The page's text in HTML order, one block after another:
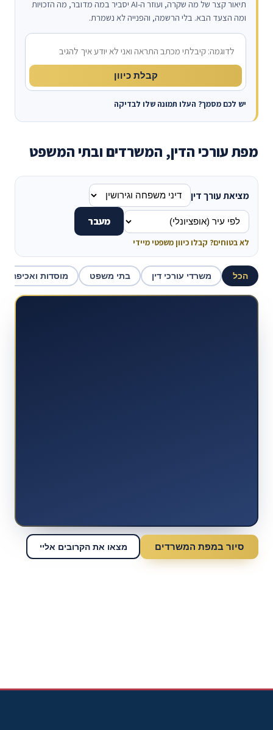
תיאור קצר של מה שקרה, ועוזר ה-AI יסביר במה מדובר, מה הזכויות
ומה הצעד הבא. בלי הרשמה, והפנייה לא נשמרת.
מה קרה?
קבלת כיוון
יש לכם מסמך? העלו תמונה שלו לבדיקה
מפת עורכי הדין, המשרדים ובתי המשפט
מציאת עורך דין
מעבר
לא בטוחים? קבלו כיוון משפטי מיידי
הכל משרדי עורכי דין בתי משפט מוסדות ואכיפה
סיור במפת המשרדים מצאו את הקרובים אליי